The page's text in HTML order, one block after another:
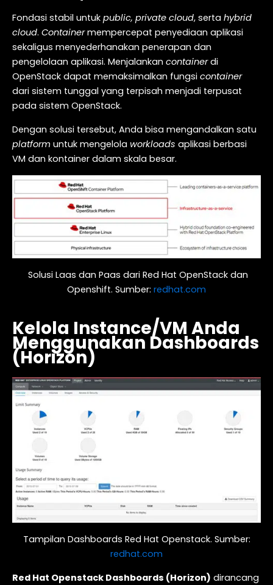
Fondasi stabil untuk public, private cloud, serta hybrid
cloud. Containermempercepat penyediaan aplikasi
sekaligus menyederhanakan penerapan dan
pengelolaan aplikasi. Menjalankan containerdi
OpenStack dapat memaksimalkan fungsi container
dari sistem tunggal yang terpisah menjadi terpusat
pada sistem OpenStack.
Dengan solusi tersebut, Anda bisa mengandalkan satu
platform untuk mengelola workloads aplikasi berbasi
VM dan kontainer dalam skala besar.
Solusi Laas dan Paas dari Red Hat OpenStack dan
Openshift. Sumber: redhat.com
Kelola Instance/VM Anda
Menggunakan Dashboards
(Horizon)
Tampilan Dashboards Red Hat Openstack. Sumber:
redhat.com
Red Hat Openstack Dashboards (Horizon) dirancang